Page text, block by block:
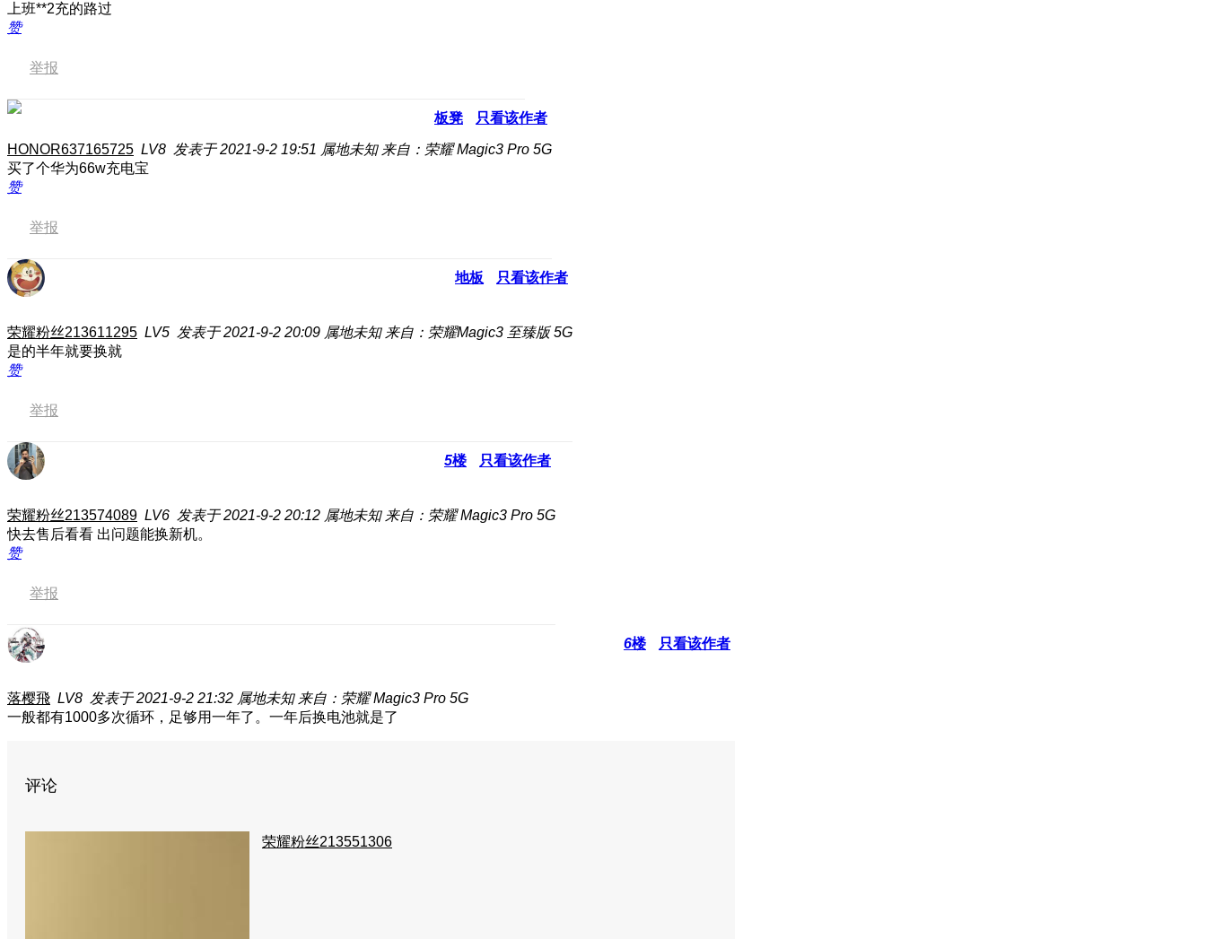
上班**2充的路过
赞
举报
板凳 只看该作者
HONOR637165725 LV8 发表于 2021-9-2 19:51 属地未知 来自：荣耀 Magic3 Pro 5G
买了个华为66w充电宝
赞
举报
地板 只看该作者
荣耀粉丝213611295 LV5 发表于 2021-9-2 20:09 属地未知 来自：荣耀Magic3 至臻版 5G
是的半年就要换就
赞
举报
5楼 只看该作者
荣耀粉丝213574089 LV6 发表于 2021-9-2 20:12 属地未知 来自：荣耀 Magic3 Pro 5G
快去售后看看 出问题能换新机。
赞
举报
6楼 只看该作者
落樱飛 LV8 发表于 2021-9-2 21:32 属地未知 来自：荣耀 Magic3 Pro 5G
一般都有1000多次循环，足够用一年了。一年后换电池就是了
评论
荣耀粉丝213551306